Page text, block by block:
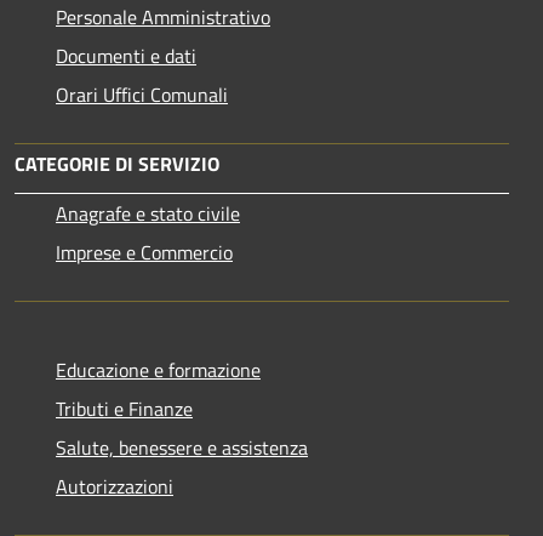
Personale Amministrativo
Documenti e dati
Orari Uffici Comunali
CATEGORIE DI SERVIZIO
Anagrafe e stato civile
Imprese e Commercio
Educazione e formazione
Tributi e Finanze
Salute, benessere e assistenza
Autorizzazioni